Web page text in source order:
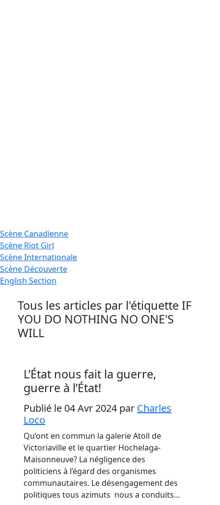
Scène Canadienne
Scène Riot Girl
ScèneInternationale
Scène Découverte
English Section
Tous les articles par l'étiquette IF
YOU DO NOTHING NO ONE'S
WILL
L’État nous fait la guerre,
guerre à l’État!
Publié le 04 Avr 2024 par Charles
Loco
Qu’ont en commun la galerie Atoll de
Victoriaville et le quartier Hochelaga-
Maisonneuve? La négligence des
politiciens à l’égard des organismes
communautaires. Le désengagement des
politiques tous azimuts nous a conduits…